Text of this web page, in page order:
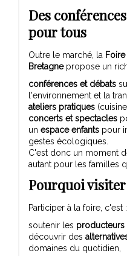
Des
pour tous
Outre le marché, la
Bretagnepropose un
conférences et débats
l'environnement et la
ateliers pratiques
concerts et spectacles
un espace enfants pour
gestes écologiques.
C'est donc un moment
autant pour les familles
Pourquoi
Participer à la foire, c'est :
soutenir les producteurs
découvrir des
domaines du quotidien,